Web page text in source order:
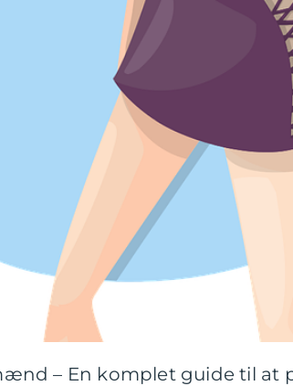
– En komplet guide til at